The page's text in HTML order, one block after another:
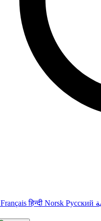
Françaisहिन्दी Norsk Русский